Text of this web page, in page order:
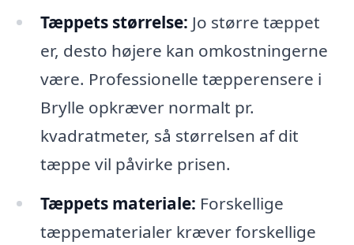
Tæppets størrelse: Jo større tæppet
er, desto højere kan omkostningerne
være. Professionelle tæpperensere i
Brylle opkræver normalt pr.
kvadratmeter, så størrelsen af dit
tæppe vil påvirke prisen.
Tæppets materiale: Forskellige
tæppematerialer kræver forskellige